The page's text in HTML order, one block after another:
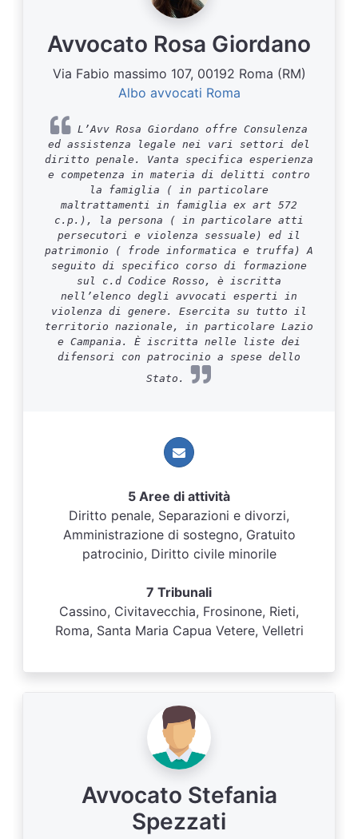
Avvocato Rosa Giordano
Via Fabio massimo 107, 00192 Roma (RM)
Albo avvocati Roma
L’Avv Rosa Giordano offre Consulenza
ed assistenza legale nei vari settori del
diritto penale. Vanta specifica esperienza
e competenza in materia di delitti contro
la famiglia ( in particolare
maltrattamenti in famiglia ex art 572
c.p.), la persona ( in particolare atti
persecutori e violenza sessuale) ed il
patrimonio ( frode informatica e truffa) A
seguito di specifico corso di formazione
sul c.d Codice Rosso, è iscritta
nell’elenco degli avvocati esperti in
violenza di genere. Esercita su tutto il
territorio nazionale, in particolare Lazio
e Campania. È iscritta nelle liste dei
difensori con patrocinio a spese dello
Stato.
5 Aree di attività
Diritto penale, Separazioni e divorzi,
Amministrazione di sostegno, Gratuito
patrocinio, Diritto civile minorile
7 Tribunali
Cassino, Civitavecchia, Frosinone, Rieti,
Roma, Santa Maria Capua Vetere, Velletri
Avvocato Stefania
Spezzati